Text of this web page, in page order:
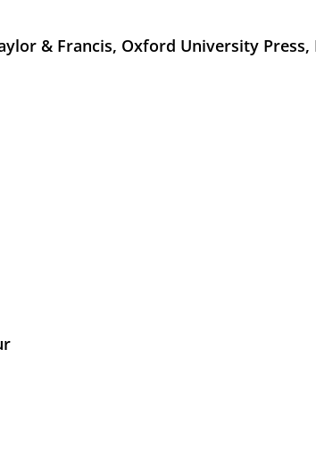
& Francis, Oxford University Press,